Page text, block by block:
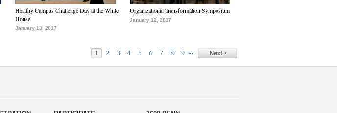
Healthy Campus Challenge Day at the White
House
January 13, 2017
Organizational Transformation Symposium
January 12, 2017
1 2 3 4 5 6 7 8 9 …